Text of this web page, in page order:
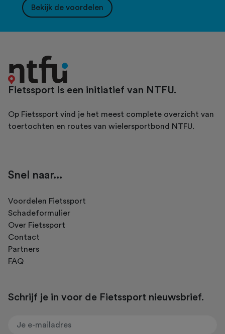
Bekijk de voordelen
Fietssport is een initiatief van NTFU.
Op Fietssport vind je het meest complete overzicht van
toertochten en routes van wielersportbond NTFU.
Snel naar...
Voordelen Fietssport
Schadeformulier
Over Fietssport
Contact
Partners
FAQ
Schrijf je in voor de Fietssport nieuwsbrief.